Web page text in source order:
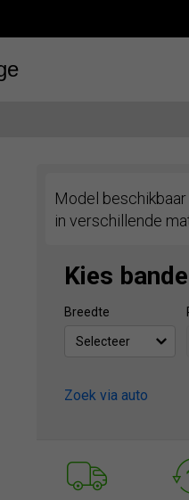
Model beschikbaar
in verschillende
Kies
Breedte
Zoek via auto